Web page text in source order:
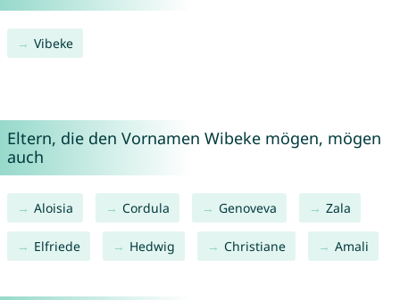
Vibeke
Eltern, die den Vornamen Wibeke mögen, mögen
auch
Aloisia Cordula Genoveva Zala
Elfriede Hedwig Christiane Amali